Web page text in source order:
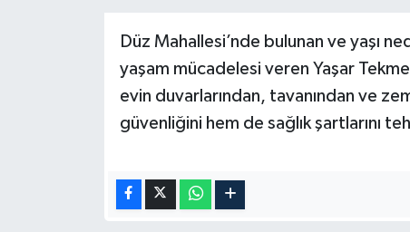
Düz Mahallesi’nde bulunan ve yaşı
yaşam mücadelesi veren Yaşar
evin duvarlarından, tavanından ve
güvenliğini hem de sağlık şartlarını